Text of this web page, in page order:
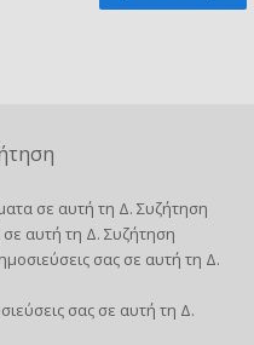
σε αυτή τη Δ. Συζήτηση
αυτή τη Δ. Συζήτηση
σας σε αυτή τη Δ.
σας σε αυτή τη Δ.